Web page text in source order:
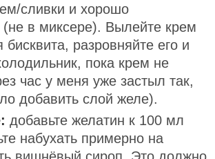
сливки и хорошо
в миксере). Вылейте крем
разровняйте его и
пока крем не
час у меня уже застыл так,
добавить слой желе).
добавьте желатин к 100 мл
набухать примерно на